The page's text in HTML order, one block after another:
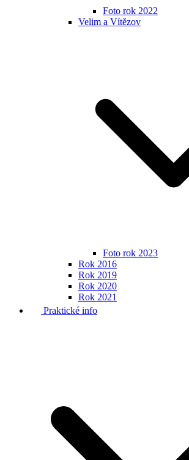
Foto rok 2022
Velim a Vítězov
Foto rok 2023
Rok 2016
Rok 2019
Rok 2020
Rok 2021
Praktické info